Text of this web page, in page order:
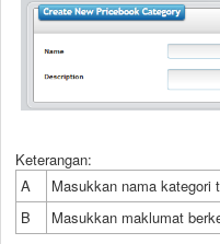
Keterangan:
A
Masukkan nama kategori
B
Masukkan maklumat